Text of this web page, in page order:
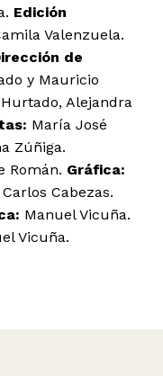
Edición
Valenzuela.
de
y Mauricio
Alejandra
María José
Zúñiga.
Román. Gráfica:
Carlos Cabezas.
Manuel Vicuña.
Vicuña.